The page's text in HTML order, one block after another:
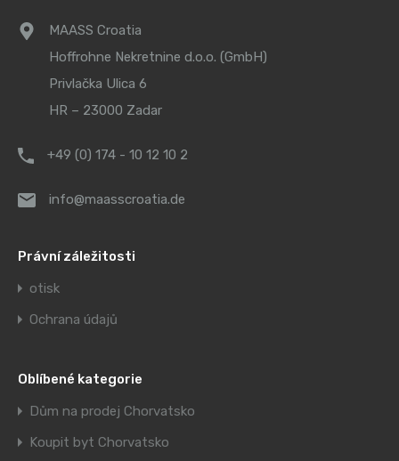
MAASS Croatia
Hoffrohne Nekretnine d.o.o. (GmbH)
Privlačka Ulica 6
HR – 23000 Zadar
+49 (0) 174 - 10 12 10 2
info@maasscroatia.de
Právní záležitosti
otisk
Ochrana údajů
Oblíbené kategorie
Dům na prodej Chorvatsko
Koupit byt Chorvatsko